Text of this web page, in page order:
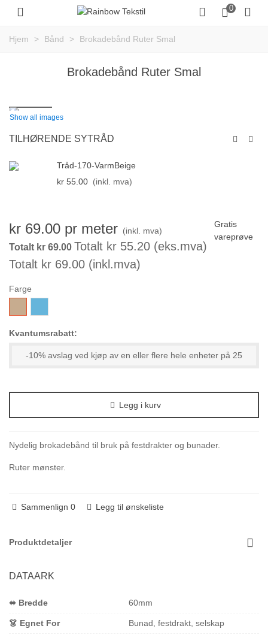
0
Hjem > Bånd > Brokadebånd Ruter Smal
Brokadebånd Ruter Smal
Show all images
TILHØRENDE SYTRÅD
Tråd-170-VarmBeige
kr 55.00 (inkl. mva)
kr 69.00 pr meter (inkl. mva)
Totalt kr 69.00 Totalt kr 55.20 (eks.mva)
Totalt kr 69.00 (inkl.mva)
Gratis
vareprøve
Farge
VarmBeige
TurkisBlå
Kvantumsrabatt:
-10% avslag ved kjøp av en eller flere hele enheter på 25
Legg i kurv
Nydelig brokadebånd til bruk på festdrakter og bunader.
Ruter mønster.
Sammenlign 0 Legg til ønskeliste
Produktdetaljer
DATAARK
⬌ Bredde 60mm
👗 Egnet For Bunad, festdrakt, selskap